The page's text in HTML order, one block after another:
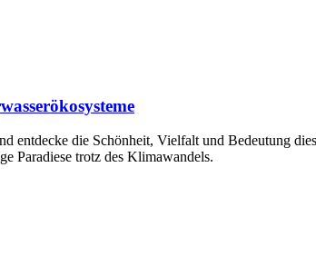
entdecke die Schönheit, Vielfalt und Bedeutung
Paradiese trotz des Klimawandels.